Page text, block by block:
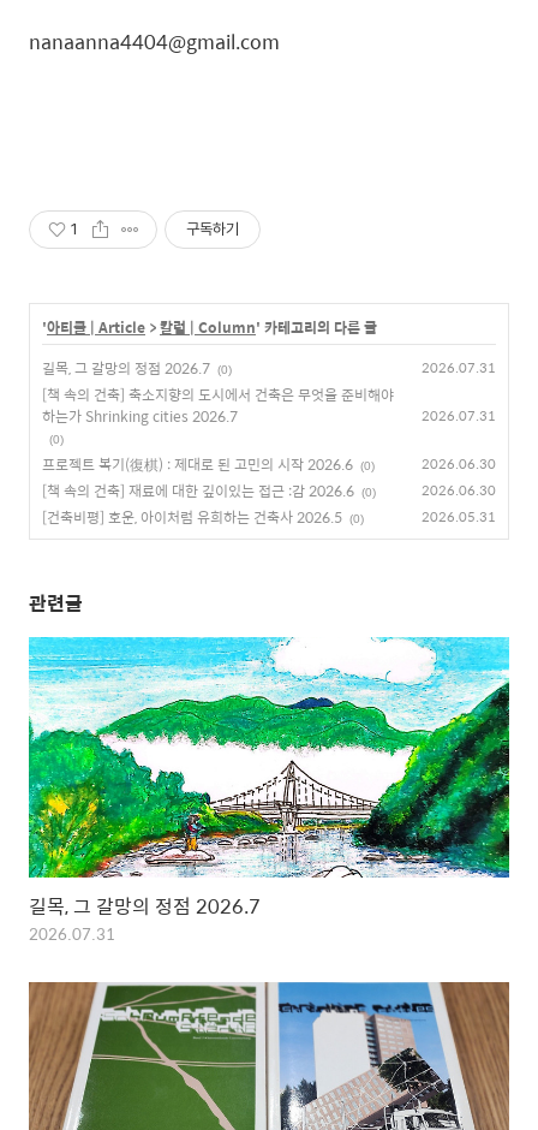
nanaanna4404@gmail.com
1 구독하기
'아티클 | Article >칼럼 | Column' 카테고리의 다른 글
길목, 그 갈망의 정점 2026.7 (0) 2026.07.31
[책 속의 건축] 축소지향의 도시에서 건축은 무엇을 준비해야
하는가 Shrinking cities 2026.7
(0)
2026.07.31
프로젝트 복기(復棋) : 제대로 된 고민의 시작 2026.6 (0) 2026.06.30
[책 속의 건축] 재료에 대한 깊이있는 접근 :감 2026.6 (0) 2026.06.30
[건축비평] 호운, 아이처럼 유희하는 건축사 2026.5 (0) 2026.05.31
관련글
길목, 그 갈망의 정점 2026.7
2026.07.31